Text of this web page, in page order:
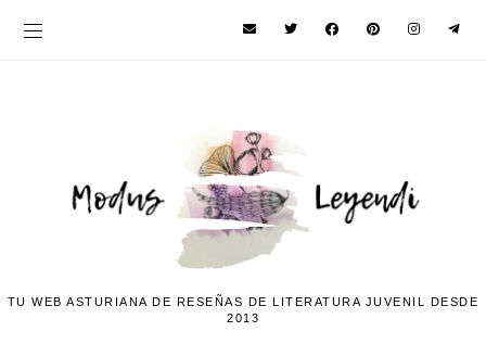
TU WEB ASTURIANA DE RESEÑAS DE LITERATURA JUVENIL DESDE
2013